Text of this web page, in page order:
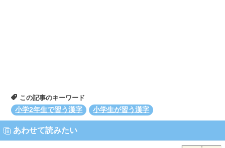
この記事のキーワード
小学2年生で習う漢字
小学生が習う漢字
あわせて読みたい